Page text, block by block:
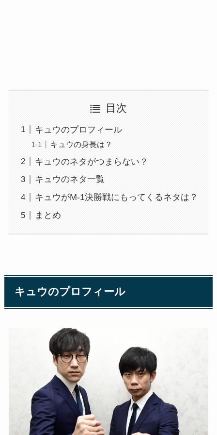
目次
キュウのプロフィール
キュウの身長は？
キュウのネタがつまらない？
キュウのネタ一覧
キュウがM-1決勝戦にもってくるネタは？
まとめ
キュウのプロフィール